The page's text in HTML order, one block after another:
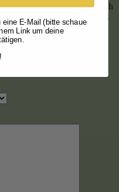
aus, die Haut fühlt sich nach
Feuchtigkeit versorgt. Tolles
E-Mail (bitte schaue
Link um deine